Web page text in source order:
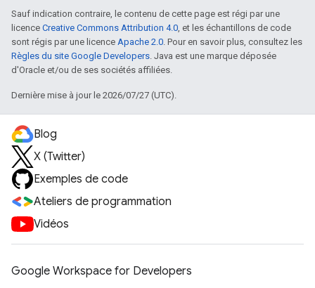
Sauf indication contraire, le contenu de cette page est régi par une
licence Creative Commons Attribution 4.0, et les échantillons de code
sont régis par une licence Apache 2.0. Pour en savoir plus, consultez les
Règles du site Google Developers. Java est une marque déposée
d'Oracle et/ou de ses sociétés affiliées.
Dernière mise à jour le 2026/07/27 (UTC).
Blog
X (Twitter)
Exemples de code
Ateliers de programmation
Vidéos
Google Workspace for Developers